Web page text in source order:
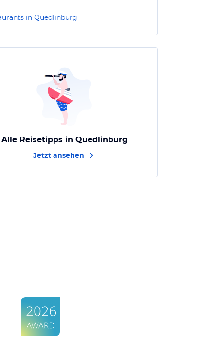
in Quedlinburg
Alle Reisetipps in Quedlinburg
Jetzt ansehen